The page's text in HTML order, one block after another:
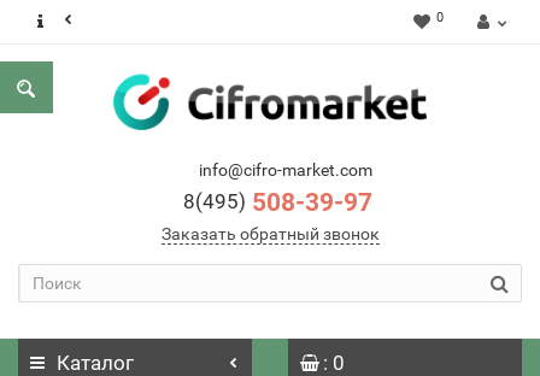
0
info@cifro-market.com
8(495) 508-39-97
Заказать обратный звонок
Каталог : 0